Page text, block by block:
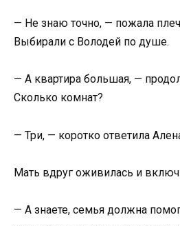
— Не знаю точно, — пожала
Выбирали с Володей по душе.
— А квартира большая, —
Сколько комнат?
— Три, — коротко ответила
Мать вдруг оживилась и
— А знаете, семья должна